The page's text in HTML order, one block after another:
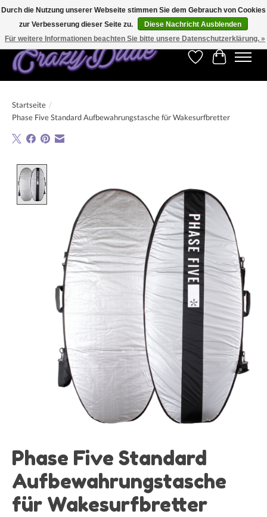
Kostenfreier Versand für Bestellungen ab 250 €. Weltweite Lieferung!
Wunschzettel
Ihr
Startseite /
Phase Five Standard Aufbewahrungstasche für Wakesurfbretter
Phase Five Standard
Aufbewahrungstasche
für Wakesurfbretter
Durch die Nutzung unserer Webseite stimmen Sie dem Gebrauch von Cookies
zur Verbesserung dieser Seite zu.
Diese Nachricht Ausblenden
Für weitere Informationen beachten Sie bitte unsere Datenschutzerklärung. »